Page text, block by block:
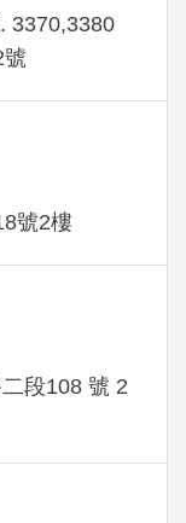
3370,3380
號2樓
段108 號 2